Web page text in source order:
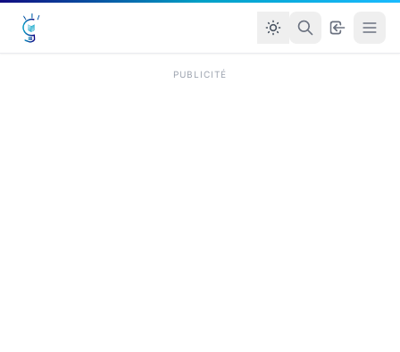
PUBLICITÉ